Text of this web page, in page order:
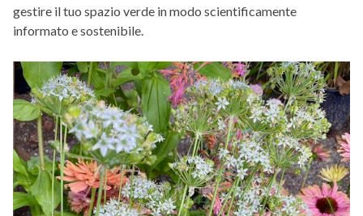
gestire il tuo spazio verde in modo scientificamente
informato e sostenibile.